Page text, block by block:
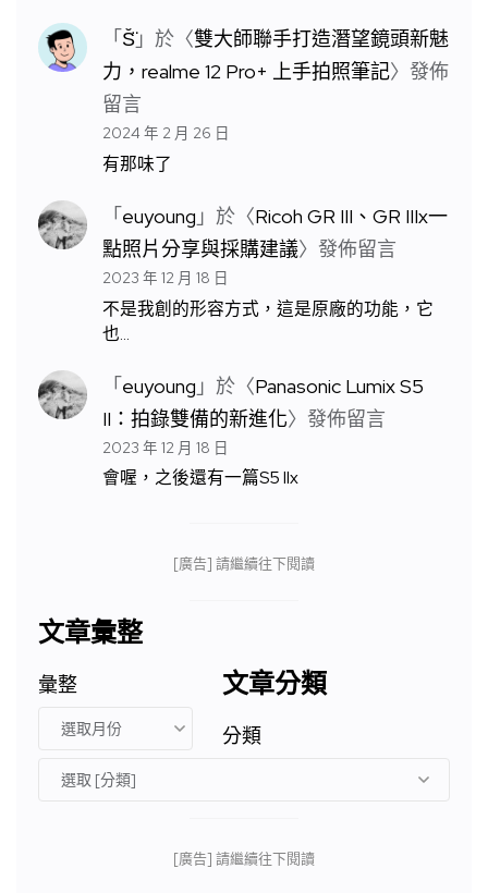
「S̆̈」於〈雙大師聯手打造潛望鏡頭新魅
力，realme 12 Pro+ 上手拍照筆記〉發佈
留言
2024 年 2 月 26 日
有那味了
「euyoung 」於〈Ricoh GR III、GR IIIx一
點照片分享與採購建議〉發佈留言
2023 年 12 月 18 日
不是我創的形容方式，這是原廠的功能，它
也…
「euyoung 」於〈Panasonic Lumix S5
II：拍錄雙備的新進化〉發佈留言
2023 年 12 月 18 日
會喔，之後還有一篇S5 IIx
[廣告] 請繼續往下閱讀
文章彙整
彙整 文章分類
分類
[廣告] 請繼續往下閱讀